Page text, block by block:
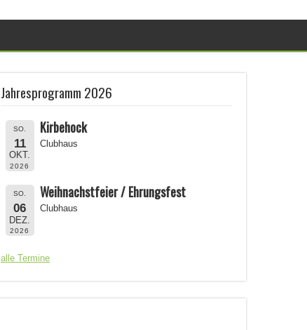
Jahresprogramm 2026
SO.
11
OKT.
2026
Kirbehock
Clubhaus
SO.
06
DEZ.
2026
Weihnachstfeier / Ehrungsfest
Clubhaus
alle Termine